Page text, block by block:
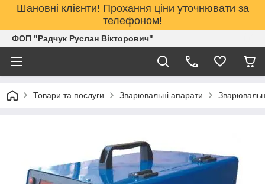
Шановні клієнти! Прохання ціни уточнювати за
телефоном!
ФОП "Радчук Руслан Вікторович"
Товари та послуги Зварювальні апарати